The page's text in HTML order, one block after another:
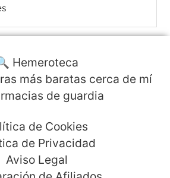
Hemeroteca
más baratas cerca de mí
de guardia
de Cookies
de Privacidad
Aviso Legal